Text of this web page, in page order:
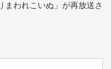
まわれこいぬ」が再放送さ